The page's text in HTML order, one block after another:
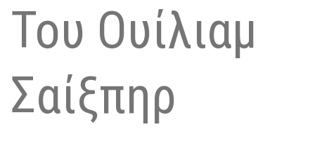
Του Ουίλιαμ
Σαίξπηρ